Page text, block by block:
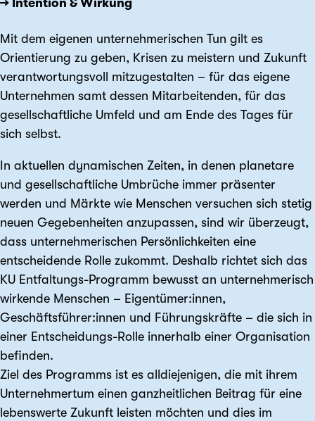
→ Intention & Wirkung
Mit dem eigenen unternehmerischen Tun gilt es
Orientierung zu geben, Krisen zu meistern und Zukunft
verantwortungsvoll mitzugestalten – für das eigene
Unternehmen samt dessen Mitarbeitenden, für das
gesellschaftliche Umfeld und am Ende des Tages für
sich selbst.
In aktuellen dynamischen Zeiten, in denen planetare
und gesellschaftliche Umbrüche immer präsenter
werden und Märkte wie Menschen versuchen sich stetig
neuen Gegebenheiten anzupassen, sind wir überzeugt,
dass unternehmerischen Persönlichkeiten eine
entscheidende Rolle zukommt. Deshalb richtet sich das
KU Entfaltungs-Programm bewusst an unternehmerisch
wirkende Menschen – Eigentümer:innen,
Geschäftsführer:innen und Führungskräfte – die sich in
einer Entscheidungs-Rolle innerhalb einer Organisation
befinden.
Ziel des Programms ist es alldiejenigen, die mit ihrem
Unternehmertum einen ganzheitlichen Beitrag für eine
lebenswerte Zukunft leisten möchten und dies im